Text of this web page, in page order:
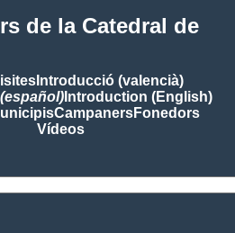
de la Catedral de
Introducció (valencià)
Introduction (English)
CampanersFonedors
Vídeos